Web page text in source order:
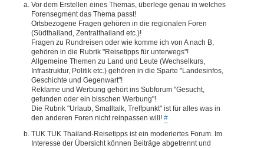
Vor dem Erstellen eines Themas, überlege genau in welches
Forensegment das Thema passt!
Ortsbezogene Fragen gehören in die regionalen Foren
(Südthailand, Zentralthailand etc.)!
Fragen zu Rundreisen oder wie komme ich von A nach B,
gehören in die Rubrik "Reisetipps für unterwegs"!
Allgemeine Themen zu Land und Leute (Wechselkurs,
Infrastruktur, Politik etc.) gehören in die Sparte "Landesinfos,
Geschichte und Gegenwart"!
Reklame und Werbung gehört ins Subforum "Gesucht,
gefunden oder ein bisschen Werbung"!
Die Rubrik "Urlaub, Smalltalk, Treffpunkt" ist für alles was in
den anderen Foren nicht reinpassen will! #
TUK TUK Thailand-Reisetipps ist ein moderiertes Forum. Im
Interesse der Übersicht können Beiträge abgetrennt und